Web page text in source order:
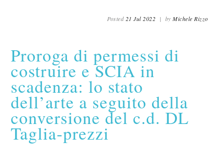
Posted 21 Jul 2022 | byMichele Rizzo
Proroga di permessi di
costruire e SCIA in
scadenza: lo stato
dell’arte a seguito della
conversione del c.d. DL
Taglia-prezzi